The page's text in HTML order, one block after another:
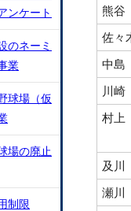
熊
佐々
中島
川
村上
及
瀬
ンケート
のネーミ
業
球場（仮
場の廃止
制限